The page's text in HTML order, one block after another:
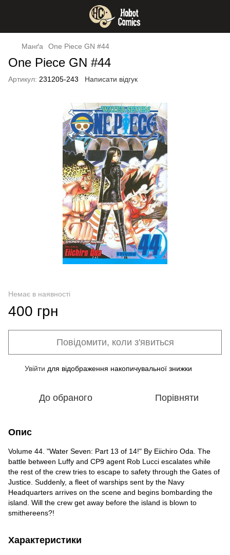
Манґа One Piece GN #44
One Piece GN #44
Артикул: 231205-243 Написати відгук
Немає в наявності
400 грн
Повідомити, коли з'явиться
Увійти для відображення накопичувальної знижки
До обраного Порівняти
Опис
Volume 44. "Water Seven: Part 13 of 14!" By Eiichiro Oda. The
battle between Luffy and CP9 agent Rob Lucci escalates while
the rest of the crew tries to escape to safety through the Gates of
Justice. Suddenly, a fleet of warships sent by the Navy
Headquarters arrives on the scene and begins bombarding the
island. Will the crew get away before the island is blown to
smithereens?!
Характеристики